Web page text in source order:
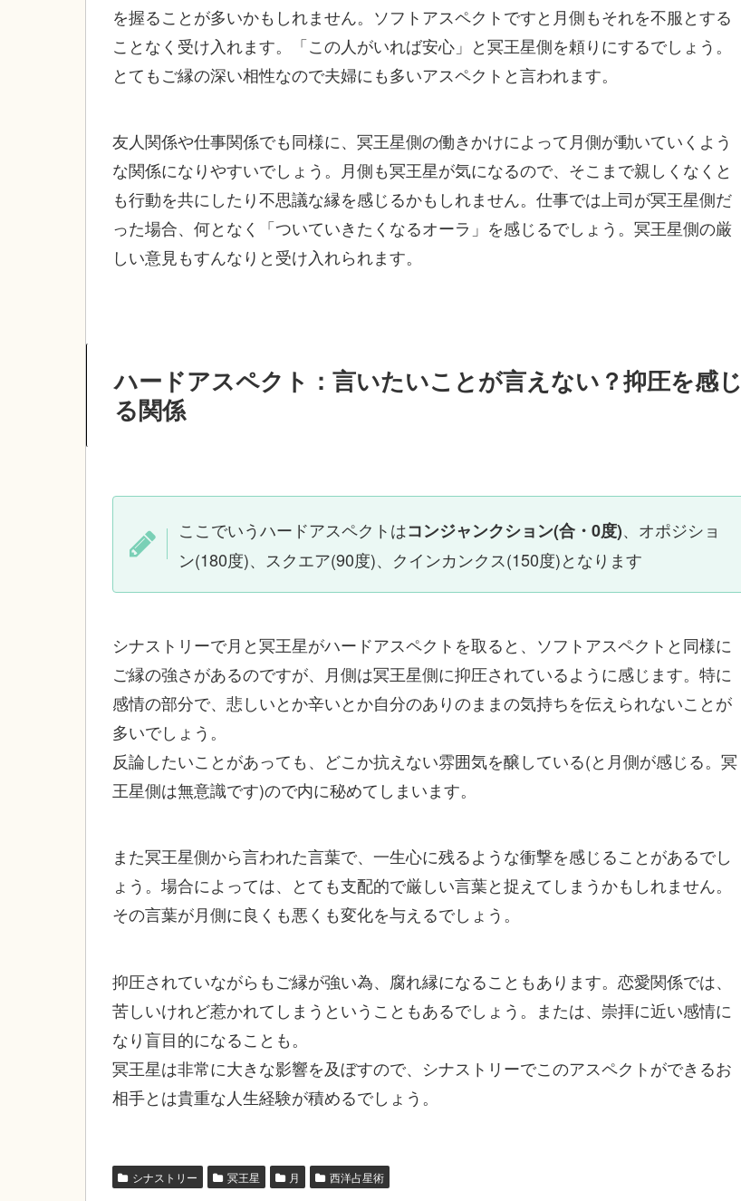
を握ることが多いかもしれません。ソフトアスペクトですと月側もそれを不服とする
ことなく受け入れます。「この人がいれば安心」と冥王星側を頼りにするでしょう。
とてもご縁の深い相性なので夫婦にも多いアスペクトと言われます。
友人関係や仕事関係でも同様に、冥王星側の働きかけによって月側が動いていくよう
な関係になりやすいでしょう。月側も冥王星が気になるので、そこまで親しくなくと
も行動を共にしたり不思議な縁を感じるかもしれません。仕事では上司が冥王星側だ
った場合、何となく「ついていきたくなるオーラ」を感じるでしょう。冥王星側の厳
しい意見もすんなりと受け入れられます。
ハードアスペクト：言いたいことが言えない？抑圧を感じ
る関係
ここでいうハードアスペクトはコンジャンクション(合・0度)、オポジショ
ン(180度)、スクエア(90度)、クインカンクス(150度)となります
シナストリーで月と冥王星がハードアスペクトを取ると、ソフトアスペクトと同様に
ご縁の強さがあるのですが、月側は冥王星側に抑圧されているように感じます。特に
感情の部分で、悲しいとか辛いとか自分のありのままの気持ちを伝えられないことが
多いでしょう。
反論したいことがあっても、どこか抗えない雰囲気を醸している(と月側が感じる。冥
王星側は無意識です)ので内に秘めてしまいます。
また冥王星側から言われた言葉で、一生心に残るような衝撃を感じることがあるでし
ょう。場合によっては、とても支配的で厳しい言葉と捉えてしまうかもしれません。
その言葉が月側に良くも悪くも変化を与えるでしょう。
抑圧されていながらもご縁が強い為、腐れ縁になることもあります。恋愛関係では、
苦しいけれど惹かれてしまうということもあるでしょう。または、崇拝に近い感情に
なり盲目的になることも。
冥王星は非常に大きな影響を及ぼすので、シナストリーでこのアスペクトができるお
相手とは貴重な人生経験が積めるでしょう。
シナストリー 冥王星 月 西洋占星術